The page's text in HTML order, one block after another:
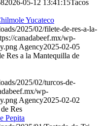
2026-05-12 13:41:15Tacos
2025/02/filete-de-res-a-la-
canadabeef.mx/wp-
Agency2025-02-05
Res a la Mantequilla de
2025/02/turcos-de-
wp-
Agency2025-02-02
Res